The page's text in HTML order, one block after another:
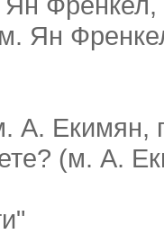
Ян
А.
(м. А.